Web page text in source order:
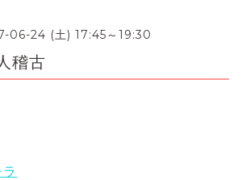
06-24 (土) 17:45～19:30
稽古